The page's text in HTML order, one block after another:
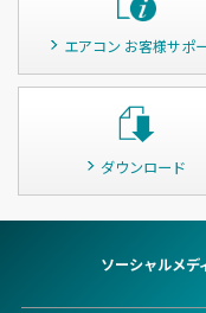
エアコン お客様サポ
ダウンロード
ソーシャルメデ